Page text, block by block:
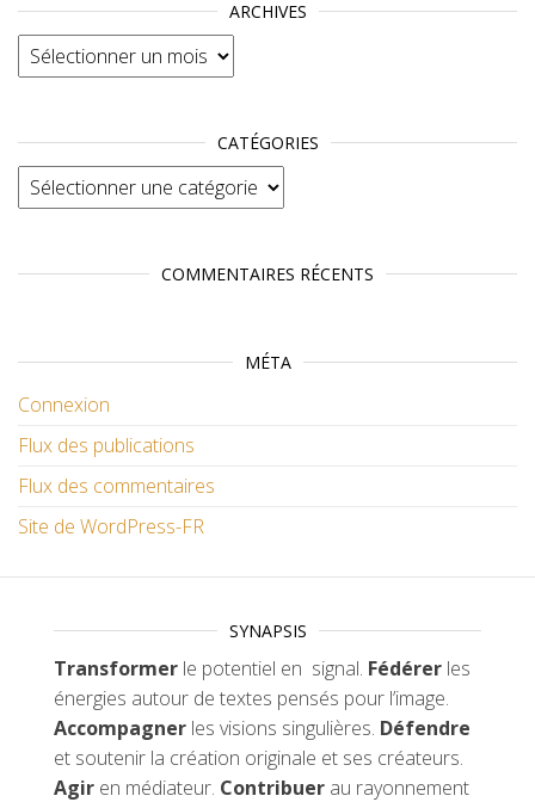
ARCHIVES
Archives
CATÉGORIES
Catégories
COMMENTAIRES RÉCENTS
MÉTA
Connexion
Flux des publications
Flux des commentaires
Site de WordPress-FR
SYNAPSIS
Transformer le potentiel en signal. Fédérer les
énergies autour de textes pensés pour l’image.
Accompagner les visions singulières. Défendre
et soutenir la création originale et ses créateurs.
Agir en médiateur. Contribuer au rayonnement